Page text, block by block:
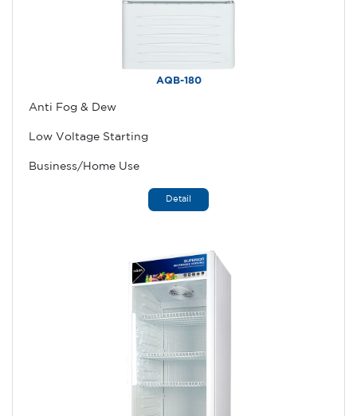
AQB-180
Anti Fog & Dew
Low Voltage Starting
Business/Home Use
Detail